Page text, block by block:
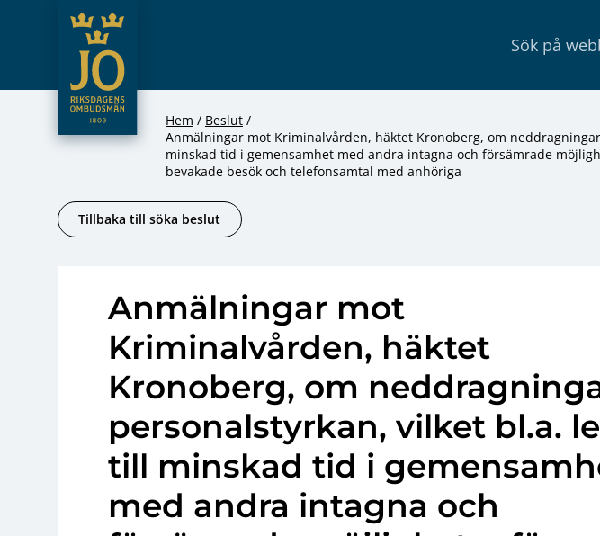
Hoppa till innehåll
JO – Riksdagens Ombudsmän
Hem
Beslut
Anmälningar mot Kriminalvården, häktet Kronoberg, om
minskad tid i gemensamhet med andra intagna och försämrade
bevakade besök och telefonsamtal med anhöriga
Tillbaka till söka beslut
Anmälningar mot
Kriminalvården, häktet
Kronoberg, om
personalstyrkan, vilket bl.a.
till minskad tid i
med andra intagna och